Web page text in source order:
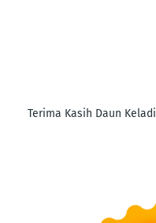
Terima Kasih Daun Keladi